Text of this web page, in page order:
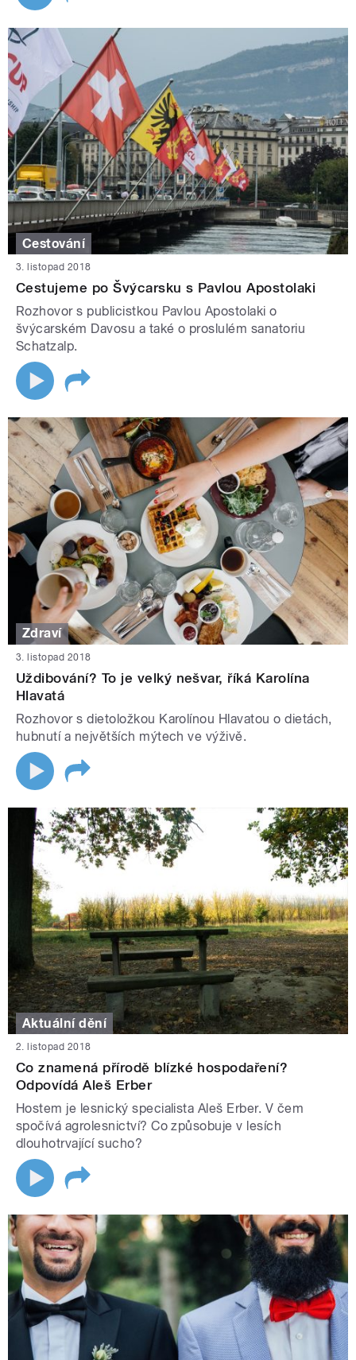
Cestování
3. listopad 2018
Cestujeme po Švýcarsku s Pavlou Apostolaki
Rozhovor s publicistkou Pavlou Apostolaki o
švýcarském Davosu a také o proslulém sanatoriu
Schatzalp.
Zdraví
3. listopad 2018
Uždibování? To je velký nešvar, říká Karolína
Hlavatá
Rozhovor s dietoložkou Karolínou Hlavatou o dietách,
hubnutí a největších mýtech ve výživě.
Aktuální dění
2. listopad 2018
Co znamená přírodě blízké hospodaření?
Odpovídá Aleš Erber
Hostem je lesnický specialista Aleš Erber. V čem
spočívá agrolesnictví? Co způsobuje v lesích
dlouhotrvající sucho?